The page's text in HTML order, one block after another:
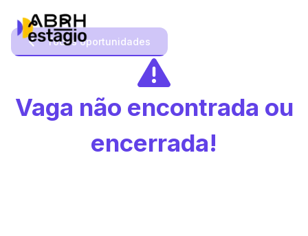
Todas oportunidades
Vaga não encontrada ou
encerrada!